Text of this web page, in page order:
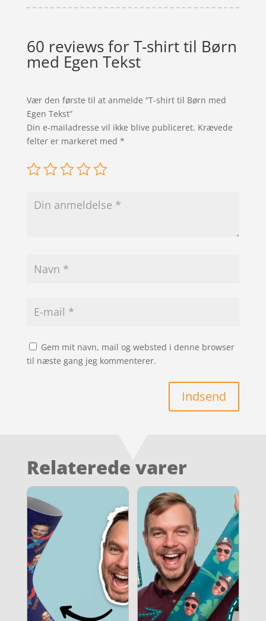
60 reviews forT-shirt til Børn
med Egen Tekst
Vær den første til at anmelde “T-shirt til Børn med
Egen Tekst”
Din e-mailadresse vil ikke blive publiceret. Krævede
felter er markeret med *
Gem mit navn, mail og websted i denne browser
til næste gang jeg kommenterer.
Indsend
Relaterede varer